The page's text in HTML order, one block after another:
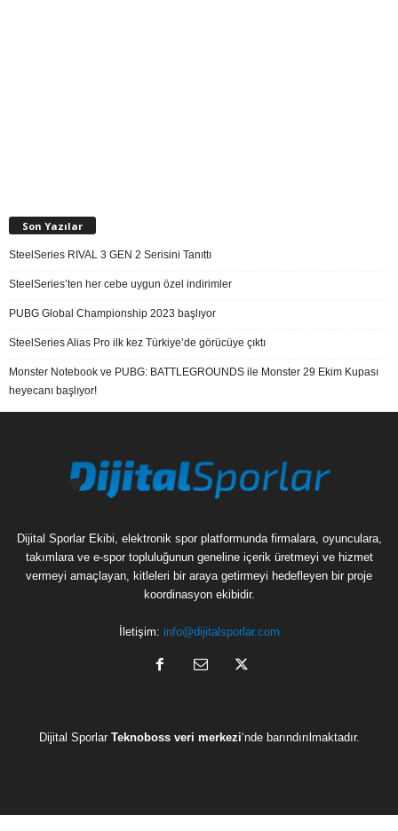
Son Yazılar
SteelSeries RIVAL 3 GEN 2 Serisini Tanıttı
SteelSeries’ten her cebe uygun özel indirimler
PUBG Global Championship 2023 başlıyor
SteelSeries Alias Pro ilk kez Türkiye’de görücüye çıktı
Monster Notebook ve PUBG: BATTLEGROUNDS ile Monster 29 Ekim Kupası
heyecanı başlıyor!
Dijital Sporlar Ekibi, elektronik spor platformunda firmalara, oyunculara,
takımlara ve e-spor topluluğunun geneline içerik üretmeyi ve hizmet
vermeyi amaçlayan, kitleleri bir araya getirmeyi hedefleyen bir proje
koordinasyon ekibidir.
İletişim: info@dijitalsporlar.com
Dijital Sporlar Teknoboss veri merkezi‘nde barındırılmaktadır.